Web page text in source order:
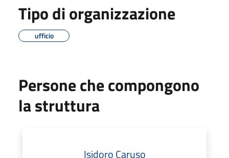
Tipo di organizzazione
ufficio
Persone che compongono
la struttura
Isidoro Caruso